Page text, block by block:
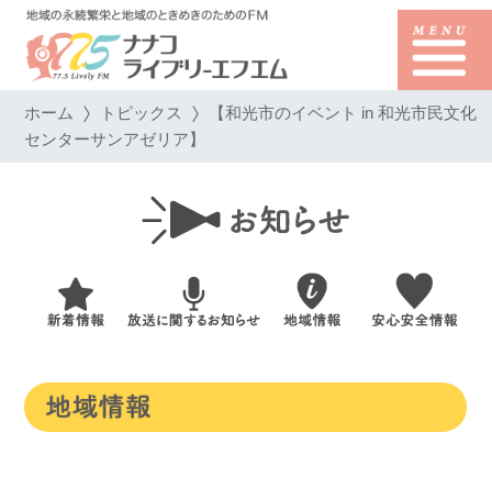
ホーム トピックス 【和光市のイベント in 和光市民文化
センターサンアゼリア】